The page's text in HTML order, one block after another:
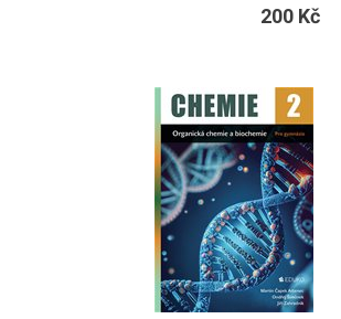
M. Čapek Adamec,
učebnic chemie pro
čtyřletá gymnázia.
Vychází z nejnovějších
poznatků vědních
oborů, které zasazuje
do kontextu běžného
života. Je zpracována
v souladu s rámcovým
vzdělávacím
programem pro
gymnázia.
A4 / 168 stran
200 Kč